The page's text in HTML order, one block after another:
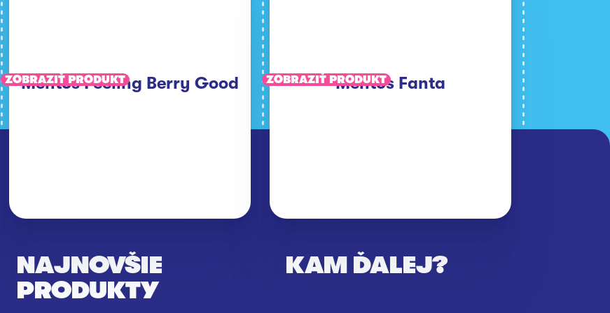
Mentos Feeling Berry Good
ZOBRAZIŤ PRODUKT Mentos Fanta
ZOBRAZIŤ PRODUKT
NAJNOVŠIE
PRODUKTY
KAM ĎALEJ?